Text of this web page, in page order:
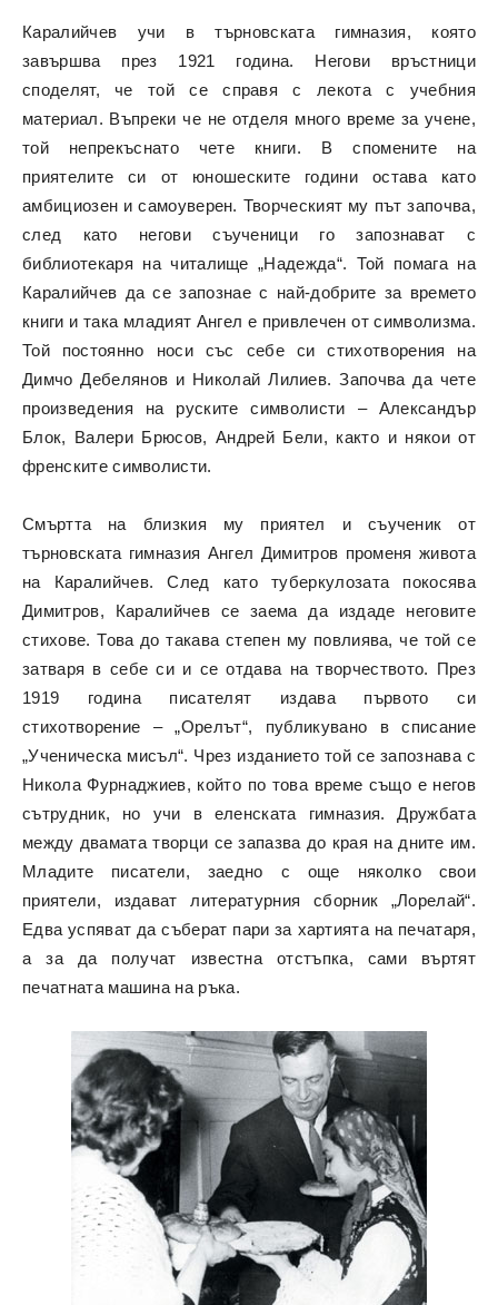
Каралийчев учи в търновската гимназия, която
завършва през 1921 година. Негови връстници
споделят, че той се справя с лекота с учебния
материал. Въпреки че не отделя много време за учене,
той непрекъснато чете книги. В спомените на
приятелите си от юношеските години остава като
амбициозен и самоуверен. Творческият му път започва,
след като негови съученици го запознават с
библиотекаря на читалище „Надежда“. Той помага на
Каралийчев да се запознае с най-добрите за времето
книги и така младият Ангел е привлечен от символизма.
Той постоянно носи със себе си стихотворения на
Димчо Дебелянов и Николай Лилиев. Започва да чете
произведения на руските символисти – Александър
Блок, Валери Брюсов, Андрей Бели, както и някои от
френските символисти.
Смъртта на близкия му приятел и съученик от
търновската гимназия Ангел Димитров променя живота
на Каралийчев. След като туберкулозата покосява
Димитров, Каралийчев се заема да издаде неговите
стихове. Това до такава степен му повлиява, че той се
затваря в себе си и се отдава на творчеството. През
1919 година писателят издава първото си
стихотворение – „Орелът“, публикувано в списание
„Ученическа мисъл“. Чрез изданието той се запознава с
Никола Фурнаджиев, който по това време също е негов
сътрудник, но учи в еленската гимназия. Дружбата
между двамата творци се запазва до края на дните им.
Младите писатели, заедно с още няколко свои
приятели, издават литературния сборник „Лорелай“.
Едва успяват да съберат пари за хартията на печатаря,
а за да получат известна отстъпка, сами въртят
печатната машина на ръка.